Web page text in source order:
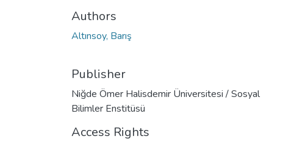
Authors
Altınsoy, Barış
Publisher
Niğde Ömer Halisdemir Üniversitesi / Sosyal
Bilimler Enstitüsü
Access Rights